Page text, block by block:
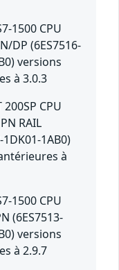
1500 CPU
DP (6ES7516-
versions
à 3.0.3
200SP CPU
RAIL
1AB0)
à
1500 CPU
(6ES7513-
versions
à 2.9.7